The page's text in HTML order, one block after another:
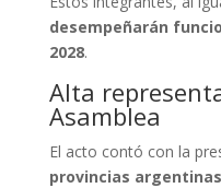
desempeñarán
2028.
Alta
Asamblea
El acto contó con la
provincias argentinas